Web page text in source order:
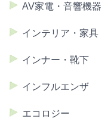
AV家電・音響機器
インテリア・家具
インナー・靴下
インフルエンザ
エコロジー